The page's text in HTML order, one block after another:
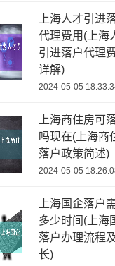
上海人才引进
代理费用(上海
引进落户代理
详解)
2024-05-05
上海商住房可
吗现在(上海商
落户政策简述)
2024-05-05
上海国企落户
多少时间(上海
落户办理流程
长)